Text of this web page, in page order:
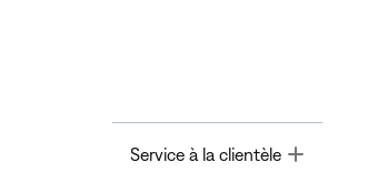
Service à la clientèle Toggle